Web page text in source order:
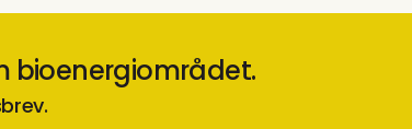
bioenergiområdet.